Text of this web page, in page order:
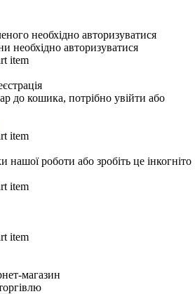
необхідно авторизуватися
необхідно авторизуватися
до кошика, потрібно увійти або
нашої роботи або зробіть це інкогніто
магазин